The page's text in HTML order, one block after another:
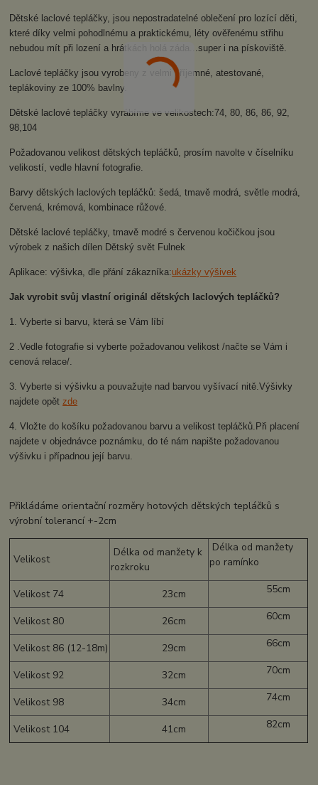
Dětské laclové tepláčky, jsou nepostradatelné oblečení pro lozící děti,
které díky velmi pohodlnému a praktickému, léty ověřenému střihu
nebudou mít při lození a hrátkách holá záda...super i na pískoviště.
Laclové tepláčky jsou vyrobeny z velmi příjemné, atestované,
teplákoviny ze 100% bavlny.
Dětské laclové tepláčky vyrábíme ve velikostech:74, 80, 86, 86, 92,
98,104
Požadovanou velikost dětských tepláčků, prosím navolte v číselníku
velikostí, vedle hlavní fotografie.
Barvy dětských laclových tepláčků: šedá, tmavě modrá, světle modrá,
červená, krémová, kombinace růžové.
Dětské laclové tepláčky, tmavě modré s červenou kočičkou jsou
výrobek z našich dílen Dětský svět Fulnek
Aplikace: výšivka, dle přání zákazníka:ukázky výšivek
Jak vyrobit svůj vlastní originál dětských laclových tepláčků?
1. Vyberte si barvu, která se Vám líbí
2 .Vedle fotografie si vyberte požadovanou velikost /načte se Vám i
cenová relace/.
3. Vyberte si výšivku a pouvažujte nad barvou vyšívací nitě.Výšivky
najdete opětzde
4. Vložte do košíku požadovanou barvu a velikost tepláčků.Při placení
najdete v objednávce poznámku, do té nám napište požadovanou
výšivku i případnou její barvu.
Přikládáme orientační rozměry hotových dětských tepláčků s
výrobní tolerancí +-2cm
Velikost
Délka od manžety k
rozkroku
Délka od manžety
po ramínko
Velikost 74 23cm 55cm
Velikost 80 26cm 60cm
Velikost 86 (12-18m) 29cm 66cm
Velikost 92 32cm 70cm
Velikost 98 34cm 74cm
Velikost 104 41cm 82cm